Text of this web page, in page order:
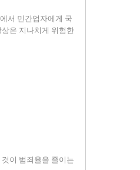
서 민간업자에게 국
은 지나치게 위험한
이 범죄율을 줄이는